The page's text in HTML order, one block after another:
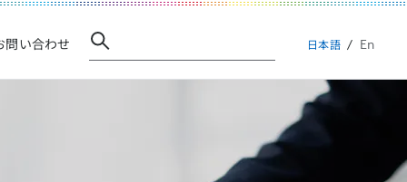
問い合わせ 日本語 En